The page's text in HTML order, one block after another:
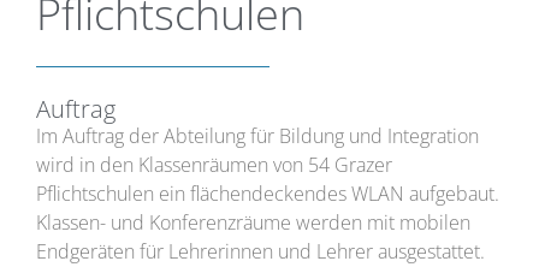
Pflichtschulen
Auftrag
Im Auftrag der Abteilung für Bildung und Integration
wird in den Klassenräumen von 54 Grazer
Pflichtschulen ein flächendeckendes WLAN aufgebaut.
Klassen- und Konferenzräume werden mit mobilen
Endgeräten für Lehrerinnen und Lehrer ausgestattet.